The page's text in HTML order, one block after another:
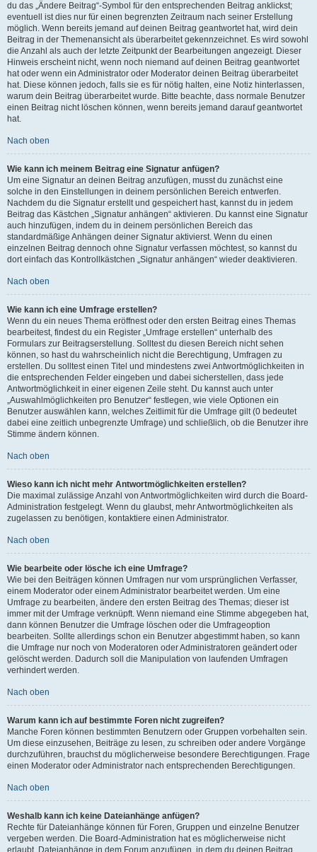
du das „Ändere Beitrag“-Symbol für den entsprechenden Beitrag anklickst;
eventuell ist dies nur für einen begrenzten Zeitraum nach seiner Erstellung
möglich. Wenn bereits jemand auf deinen Beitrag geantwortet hat, wird dein
Beitrag in der Themenansicht als überarbeitet gekennzeichnet. Es wird sowohl
die Anzahl als auch der letzte Zeitpunkt der Bearbeitungen angezeigt. Dieser
Hinweis erscheint nicht, wenn noch niemand auf deinen Beitrag geantwortet
hat oder wenn ein Administrator oder Moderator deinen Beitrag überarbeitet
hat. Diese können jedoch, falls sie es für nötig halten, eine Notiz hinterlassen,
warum dein Beitrag überarbeitet wurde. Bitte beachte, dass normale Benutzer
einen Beitrag nicht löschen können, wenn bereits jemand darauf geantwortet
hat.
Nach oben
Wie kann ich meinem Beitrag eine Signatur anfügen?
Um eine Signatur an deinen Beitrag anzufügen, musst du zunächst eine
solche in den Einstellungen in deinem persönlichen Bereich entwerfen.
Nachdem du die Signatur erstellt und gespeichert hast, kannst du in jedem
Beitrag das Kästchen „Signatur anhängen“ aktivieren. Du kannst eine Signatur
auch hinzufügen, indem du in deinem persönlichen Bereich das
standardmäßige Anhängen deiner Signatur aktivierst. Wenn du einen
einzelnen Beitrag dennoch ohne Signatur verfassen möchtest, so kannst du
dort einfach das Kontrollkästchen „Signatur anhängen“ wieder deaktivieren.
Nach oben
Wie kann ich eine Umfrage erstellen?
Wenn du ein neues Thema eröffnest oder den ersten Beitrag eines Themas
bearbeitest, findest du ein Register „Umfrage erstellen“ unterhalb des
Formulars zur Beitragserstellung. Solltest du diesen Bereich nicht sehen
können, so hast du wahrscheinlich nicht die Berechtigung, Umfragen zu
erstellen. Du solltest einen Titel und mindestens zwei Antwortmöglichkeiten in
die entsprechenden Felder eingeben und dabei sicherstellen, dass jede
Antwortmöglichkeit in einer eigenen Zeile steht. Du kannst auch unter
„Auswahlmöglichkeiten pro Benutzer“ festlegen, wie viele Optionen ein
Benutzer auswählen kann, welches Zeitlimit für die Umfrage gilt (0 bedeutet
dabei eine zeitlich unbegrenzte Umfrage) und schließlich, ob die Benutzer ihre
Stimme ändern können.
Nach oben
Wieso kann ich nicht mehr Antwortmöglichkeiten erstellen?
Die maximal zulässige Anzahl von Antwortmöglichkeiten wird durch die Board-
Administration festgelegt. Wenn du glaubst, mehr Antwortmöglichkeiten als
zugelassen zu benötigen, kontaktiere einen Administrator.
Nach oben
Wie bearbeite oder lösche ich eine Umfrage?
Wie bei den Beiträgen können Umfragen nur vom ursprünglichen Verfasser,
einem Moderator oder einem Administrator bearbeitet werden. Um eine
Umfrage zu bearbeiten, ändere den ersten Beitrag des Themas; dieser ist
immer mit der Umfrage verknüpft. Wenn niemand eine Stimme abgegeben hat,
dann können Benutzer die Umfrage löschen oder die Umfrageoption
bearbeiten. Sollte allerdings schon ein Benutzer abgestimmt haben, so kann
die Umfrage nur noch von Moderatoren oder Administratoren geändert oder
gelöscht werden. Dadurch soll die Manipulation von laufenden Umfragen
verhindert werden.
Nach oben
Warum kann ich auf bestimmte Foren nicht zugreifen?
Manche Foren können bestimmten Benutzern oder Gruppen vorbehalten sein.
Um diese einzusehen, Beiträge zu lesen, zu schreiben oder andere Vorgänge
durchzuführen, brauchst du möglicherweise besondere Berechtigungen. Frage
einen Moderator oder Administrator nach entsprechenden Berechtigungen.
Nach oben
Weshalb kann ich keine Dateianhänge anfügen?
Rechte für Dateianhänge können für Foren, Gruppen und einzelne Benutzer
vergeben werden. Die Board-Administration hat es möglicherweise nicht
erlaubt, Dateianhänge in dem Forum anzufügen, in dem du deinen Beitrag